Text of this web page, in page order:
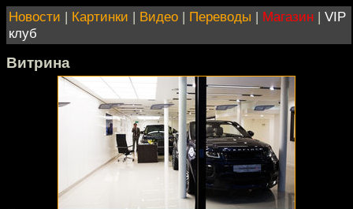
Новости | Картинки | Видео | Переводы | Магазин | VIP
клуб
Витрина